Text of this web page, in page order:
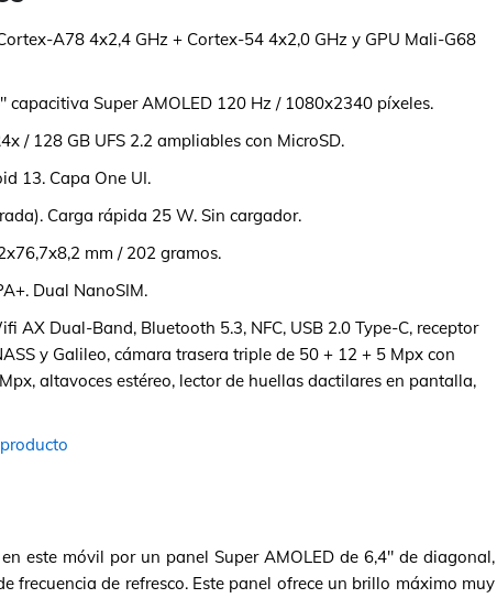
A78 4x2,4 GHz + Cortex-54 4x2,0 GHz y GPU Mali-G68
capacitiva Super AMOLED 120 Hz / 1080x2340 píxeles.
/ 128 GB UFS 2.2 ampliables con MicroSD.
13. Capa One UI.
Carga rápida 25 W. Sin cargador.
mm / 202 gramos.
Dual NanoSIM.
AX Dual-Band, Bluetooth 5.3, NFC, USB 2.0 Type-C, receptor
y Galileo, cámara trasera triple de 50 + 12 + 5 Mpx con
altavoces estéreo, lector de huellas dactilares en pantalla,
este móvil por un panel Super AMOLED de 6,4" de diagonal,
frecuencia de refresco. Este panel ofrece un brillo máximo muy